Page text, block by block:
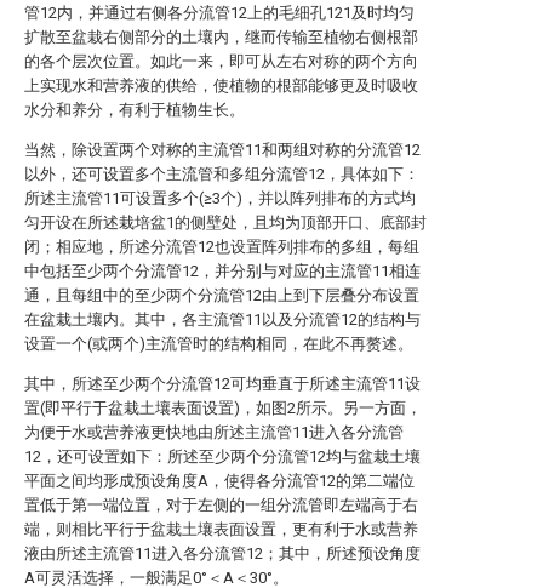
管12内，并通过右侧各分流管12上的毛细孔121及时均匀
扩散至盆栽右侧部分的土壤内，继而传输至植物右侧根部
的各个层次位置。如此一来，即可从左右对称的两个方向
上实现水和营养液的供给，使植物的根部能够更及时吸收
水分和养分，有利于植物生长。
当然，除设置两个对称的主流管11和两组对称的分流管12
以外，还可设置多个主流管和多组分流管12，具体如下：
所述主流管11可设置多个(≥3个)，并以阵列排布的方式均
匀开设在所述栽培盆1的侧壁处，且均为顶部开口、底部封
闭；相应地，所述分流管12也设置阵列排布的多组，每组
中包括至少两个分流管12，并分别与对应的主流管11相连
通，且每组中的至少两个分流管12由上到下层叠分布设置
在盆栽土壤内。其中，各主流管11以及分流管12的结构与
设置一个(或两个)主流管时的结构相同，在此不再赘述。
其中，所述至少两个分流管12可均垂直于所述主流管11设
置(即平行于盆栽土壤表面设置)，如图2所示。另一方面，
为便于水或营养液更快地由所述主流管11进入各分流管
12，还可设置如下：所述至少两个分流管12均与盆栽土壤
平面之间均形成预设角度A，使得各分流管12的第二端位
置低于第一端位置，对于左侧的一组分流管即左端高于右
端，则相比平行于盆栽土壤表面设置，更有利于水或营养
液由所述主流管11进入各分流管12；其中，所述预设角度
A可灵活选择，一般满足0°＜A＜30°。